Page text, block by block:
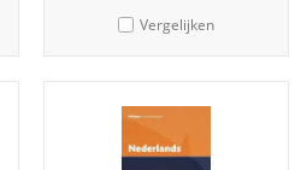
Vergelijken